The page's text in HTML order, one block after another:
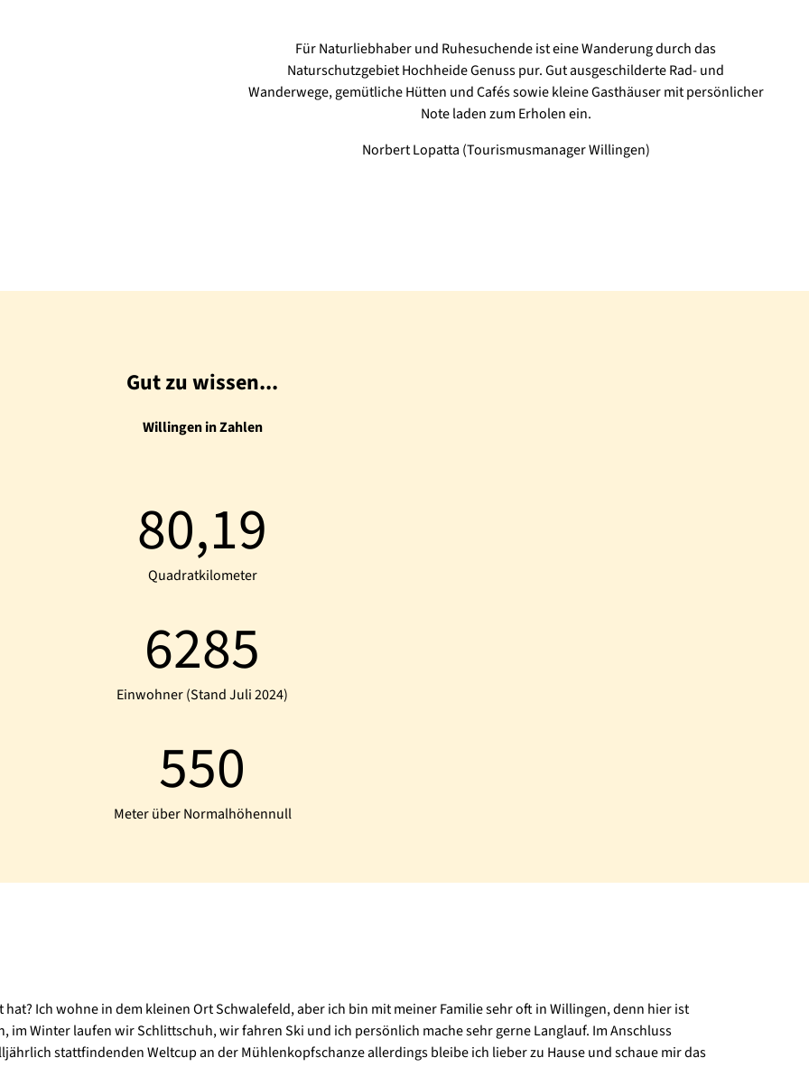
Für Naturliebhaber und Ruhesuchende ist eine Wanderung durch das
Naturschutzgebiet Hochheide Genuss pur. Gut ausgeschilderte Rad- und
Wanderwege, gemütliche Hütten und Cafés sowie kleine Gasthäuser mit persönlicher
Note laden zum Erholen ein.
Norbert Lopatta (Tourismusmanager Willingen)
Gut zu wissen...
Willingen in Zahlen
80,19
Quadratkilometer
6285
Einwohner (Stand Juli 2024)
550
Meter über Normalhöhennull
Ich wohne in dem kleinen Ort Schwalefeld, aber ich bin mit meiner Familie sehr oft in Willingen, denn hier ist
im Winter laufen wir Schlittschuh, wir fahren Ski und ich persönlich mache sehr gerne Langlauf. Im Anschluss
stattfindenden Weltcup an der Mühlenkopfschanze allerdings bleibe ich lieber zu Hause und schaue mir das